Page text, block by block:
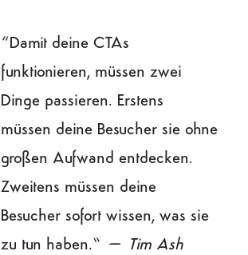
“Damit deine CTAs
funktionieren, müssen zwei
Dinge passieren. Erstens
müssen deine Besucher sie ohne
großen Aufwand entdecken.
Zweitens müssen deine
Besucher sofort wissen, was sie
zu tun haben.” – Tim Ash